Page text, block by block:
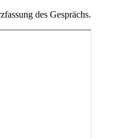
des Gesprächs.